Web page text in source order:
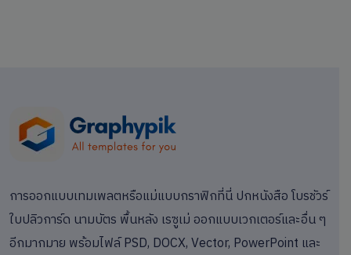
การออกแบบเทมเพลตหรือแม่แบบกราฟิกที่นี่ ปกหนังสือ โบรชัวร์
ใบปลิวการ์ด นามบัตร พื้นหลัง เรซูเม่ ออกแบบเวกเตอร์และอื่น ๆ
อีกมากมาย พร้อมไฟล์ PSD, DOCX, Vector, PowerPoint และ